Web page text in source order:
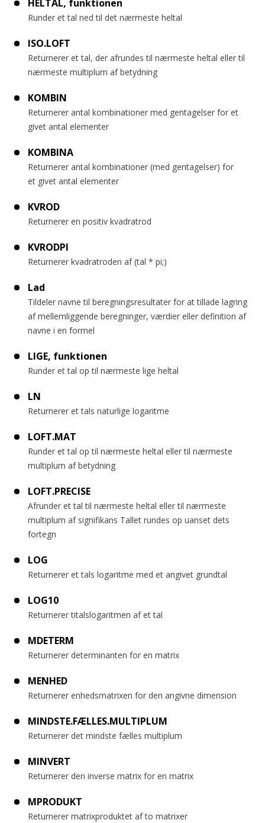
HELTAL, funktionen
Runder et tal ned til det nærmeste heltal
ISO.LOFT
Returnerer et tal, der afrundes til nærmeste heltal eller til
nærmeste multiplum af betydning
KOMBIN
Returnerer antal kombinationer med gentagelser for et
givet antal elementer
KOMBINA
Returnerer antal kombinationer (med gentagelser) for
et givet antal elementer
KVROD
Returnerer en positiv kvadratrod
KVRODPI
Returnerer kvadratroden af (tal * pi;)
Lad
Tildeler navne til beregningsresultater for at tillade lagring
af mellemliggende beregninger, værdier eller definition af
navne i en formel
LIGE, funktionen
Runder et tal op til nærmeste lige heltal
LN
Returnerer et tals naturlige logaritme
LOFT.MAT
Runder et tal op til nærmeste heltal eller til nærmeste
multiplum af betydning
LOFT.PRECISE
Afrunder et tal til nærmeste heltal eller til nærmeste
multiplum af signifikans Tallet rundes op uanset dets
fortegn
LOG
Returnerer et tals logaritme med et angivet grundtal
LOG10
Returnerer titalslogaritmen af et tal
MDETERM
Returnerer determinanten for en matrix
MENHED
Returnerer enhedsmatrixen for den angivne dimension
MINDSTE.FÆLLES.MULTIPLUM
Returnerer det mindste fælles multiplum
MINVERT
Returnerer den inverse matrix for en matrix
MPRODUKT
Returnerer matrixproduktet af to matrixer